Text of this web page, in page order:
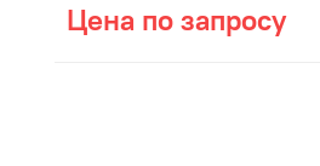
Цена по запросу